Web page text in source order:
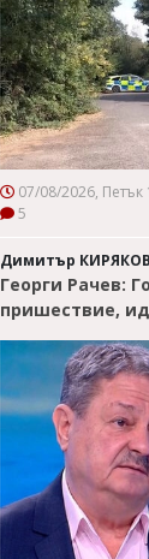
07/08/2026, Петък
5
Димитър КИРЯКОВ
Георги Рачев:
пришествие,